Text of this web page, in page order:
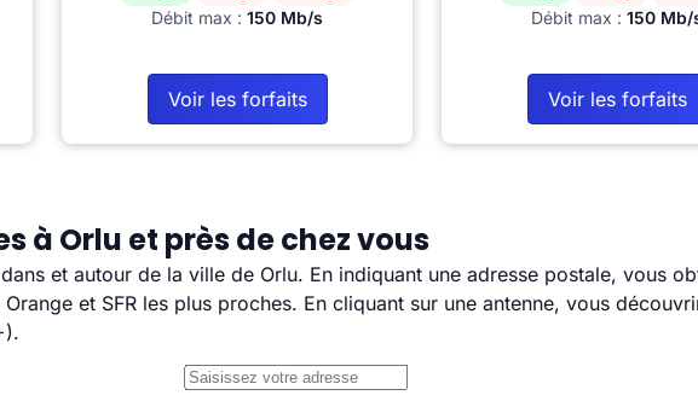
Débit max : 150 Mb/s
Voir les forfaits
Débit max : 150 Mb/
Voir les forfaits
à Orlu et près de chez vous
et autour de la ville de Orlu. En indiquant une adresse postale, vous
et SFR les plus proches. En cliquant sur une antenne, vous